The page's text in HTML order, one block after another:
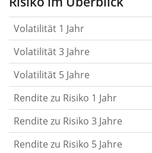
gelten im Allgemeinen als
berechnen die Volatilität
letzten 1, 3 und 5 Jahre,
die Kursschwankungen im
oder schwächer wurden.
findest du in unserem Artikel:
Risikomaß.
Volatilität 1 Jahr
Volatilität 3 Jahre
Volatilität 5 Jahre
Rendite zu Risiko 1 Jahr
Rendite zu Risiko 3 Jahre
Rendite zu Risiko 5 Jahre